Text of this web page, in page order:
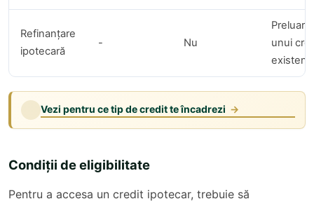
Refinanțare
ipotecară
- Nu
unui
existent
Vezi pentru ce tip de credit te încadrezi →
Condiții de eligibilitate
Pentru a accesa un credit ipotecar, trebuie să